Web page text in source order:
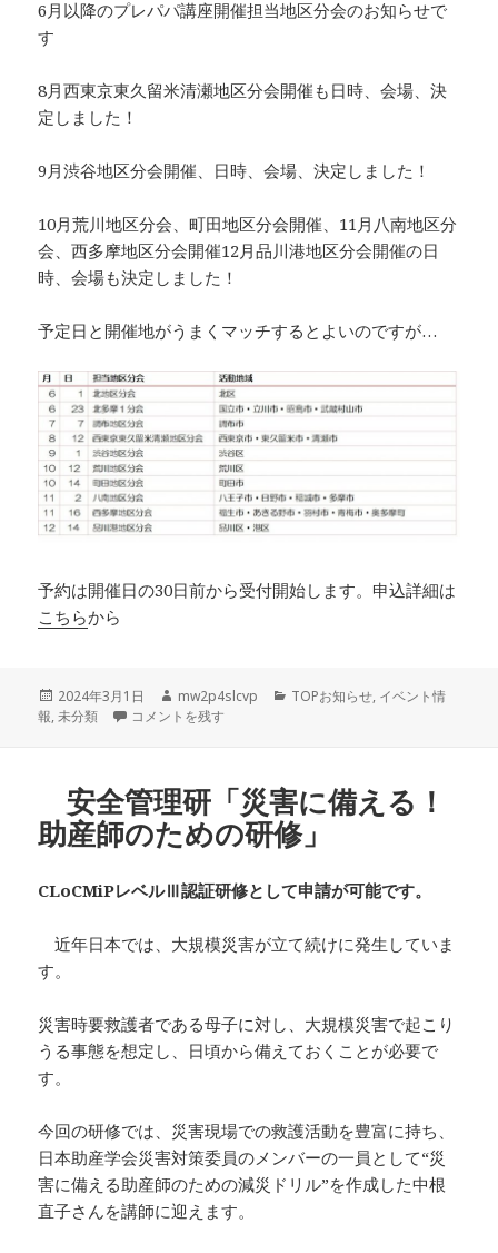
6月以降のプレパパ講座開催担当地区分会のお知らせで
す
8月西東京東久留米清瀬地区分会開催も日時、会場、決
定しました！
9月渋谷地区分会開催、日時、会場、決定しました！
10月荒川地区分会、町田地区分会開催、11月八南地区分
会、西多摩地区分会開催12月品川港地区分会開催の日
時、会場も決定しました！
予定日と開催地がうまくマッチするとよいのですが…
予約は開催日の30日前から受付開始します。申込詳細は
こちらから
投
稿
2024年3月1日
作
成
mw2p4slcvp
カ
TOPお知らせ, イベント情
報,未分類 プレパパ講座開催予定について に
コメントを残す
安全管理研「災害に備える！
助産師のための研修」
CLoCMiPレベルⅢ認証研修として申請が可能です。
近年日本では、大規模災害が立て続けに発生していま
す。
災害時要救護者である母子に対し、大規模災害で起こり
うる事態を想定し、日頃から備えておくことが必要で
す。
今回の研修では、災害現場での救護活動を豊富に持ち、
日本助産学会災害対策委員のメンバーの一員として“災
害に備える助産師のための減災ドリル”を作成した中根
直子さんを講師に迎えます。